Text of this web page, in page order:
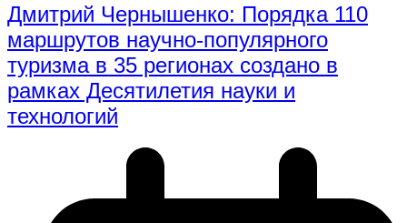
Дмитрий Чернышенко: Порядка 110
маршрутов научно-популярного
туризма в 35 регионах создано в
рамках Десятилетия науки и
технологий